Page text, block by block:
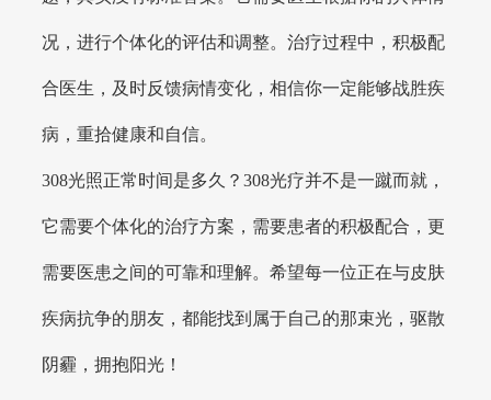
况，进行个体化的评估和调整。治疗过程中，积极配
合医生，及时反馈病情变化，相信你一定能够战胜疾
病，重拾健康和自信。
308光照正常时间是多久？308光疗并不是一蹴而就，
它需要个体化的治疗方案，需要患者的积极配合，更
需要医患之间的可靠和理解。希望每一位正在与皮肤
疾病抗争的朋友，都能找到属于自己的那束光，驱散
阴霾，拥抱阳光！